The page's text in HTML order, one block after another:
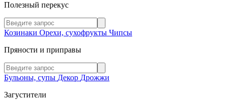
Полезный перекус
Козинаки Орехи, сухофрукты Чипсы
Пряности и приправы
Бульоны, супы Декор Дрожжи
Загустители